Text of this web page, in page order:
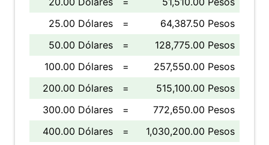
25.00 Dólares
=
64,387.50 Pesos
50.00 Dólares
=
128,775.00 Pesos
100.00 Dólares
=
257,550.00 Pesos
200.00 Dólares
=
515,100.00 Pesos
300.00 Dólares
=
772,650.00 Pesos
400.00 Dólares
=
1,030,200.00 Pesos